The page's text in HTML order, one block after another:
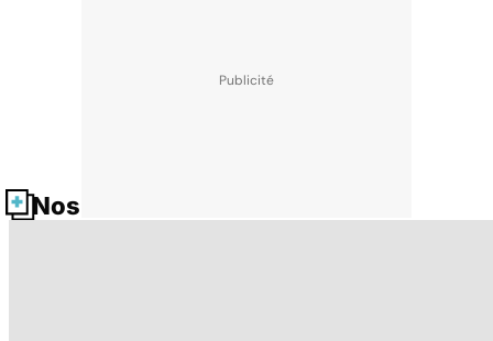
Nos fiches santé